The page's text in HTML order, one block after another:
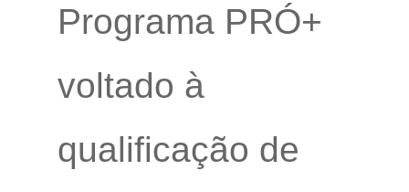
Programa PRÓ+
voltado à
qualificação de